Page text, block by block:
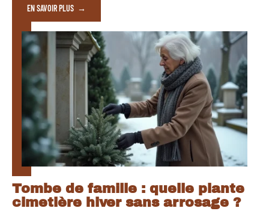
EN SAVOIR PLUS
Tombe de famille : quelle plante
cimetière hiver sans arrosage ?